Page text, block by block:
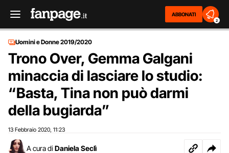
ABBONATI
2
Uomini e Donne 2019/2020
Trono Over, Gemma Galgani
minaccia di lasciare lo studio:
“Basta, Tina non può darmi
della bugiarda”
13 Febbraio 2020 11:23
A cura di Daniela Seclì